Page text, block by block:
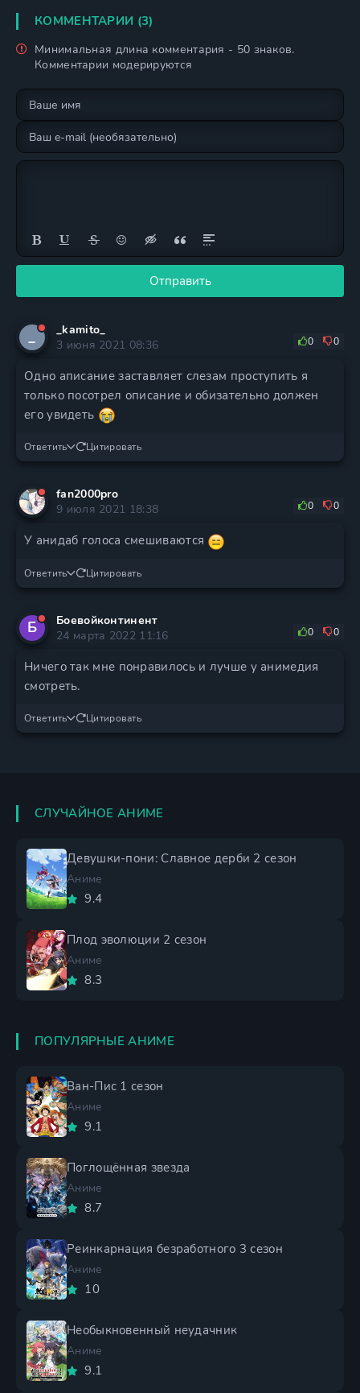
КОММЕНТАРИИ (3)
Минимальная длина комментария - 50 знаков.
Комментарии модерируются
Отправить
_
_kamito_
3 июня 2021 08:36
0 0
Одно аписание заставляет слезам проступить я
только посотрел описание и обизательно должен
его увидеть
Ответить Цитировать
fan2000pro
9 июля 2021 18:38
0 0
У анидаб голоса смешиваются
Ответить Цитировать
Б
Боевойконтинент
24 марта 2022 11:16
0 0
Ничего так мне понравилось и лучше у анимедия
смотреть.
Ответить Цитировать
СЛУЧАЙНОЕ АНИМЕ
Девушки-пони: Славное дерби 2 сезон
Аниме
9.4
Плод эволюции 2 сезон
Аниме
8.3
ПОПУЛЯРНЫЕ АНИМЕ
Ван-Пис 1 сезон
Аниме
9.1
Поглощённая звезда
Аниме
8.7
Реинкарнация безработного 3 сезон
Аниме
10
Необыкновенный неудачник
Аниме
9.1